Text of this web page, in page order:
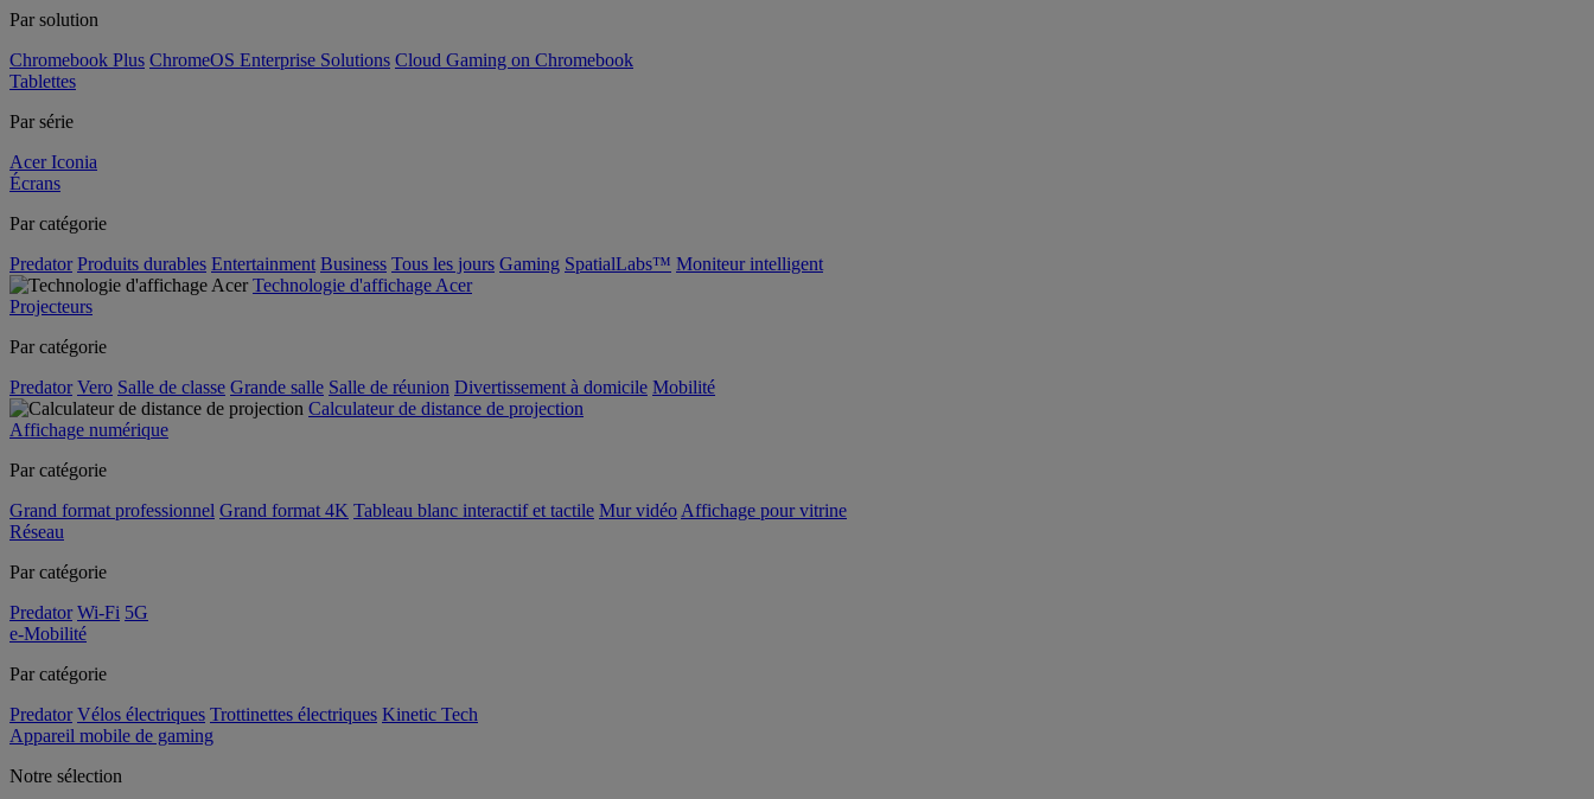
Par solution
Chromebook Plus ChromeOS Enterprise Solutions Cloud Gaming on Chromebook
Tablettes
Par série
Acer Iconia
Écrans
Par catégorie
Predator Produits durables Entertainment Business Tous les jours Gaming SpatialLabs™ Moniteur intelligent
Technologie d'affichage Acer
Projecteurs
Par catégorie
Predator Vero Salle de classe Grande salle Salle de réunion Divertissement à domicile Mobilité
Calculateur de distance de projection
Affichage numérique
Par catégorie
Grand format professionnel Grand format 4K Tableau blanc interactif et tactile Mur vidéo Affichage pour vitrine
Réseau
Par catégorie
Predator Wi-Fi 5G
e-Mobilité
Par catégorie
Predator Vélos électriques Trottinettes électriques Kinetic Tech
Appareil mobile de gaming
Notre sélection